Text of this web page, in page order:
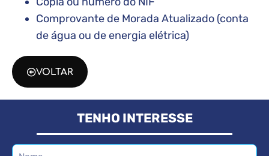
Comprovante de Morada Atualizado (conta
de água ou de energia elétrica)
VOLTAR
TENHO INTERESSE